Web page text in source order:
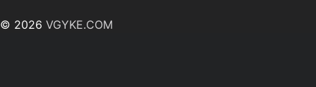
© 2026 VGYKE.COM